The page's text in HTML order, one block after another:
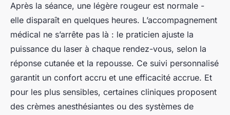
Après la séance, une légère rougeur est normale -
elle disparaît en quelques heures. L’accompagnement
médical ne s’arrête pas là : le praticien ajuste la
puissance du laser à chaque rendez-vous, selon la
réponse cutanée et la repousse. Ce suivi personnalisé
garantit un confort accru et une efficacité accrue. Et
pour les plus sensibles, certaines cliniques proposent
des crèmes anesthésiantes ou des systèmes de